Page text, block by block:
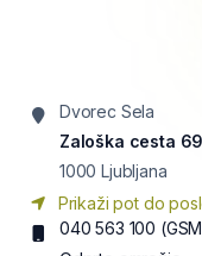
Dvorec Sela
Zaloška cesta 69
1000 Ljubljana
Prikaži pot do
040 563 100